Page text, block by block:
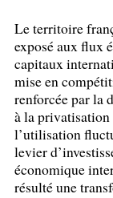
Le territoire
exposé aux flux
capitaux
mise en
renforcée par la
à la privatisation
l’utilisation
levier
économique
résulté une